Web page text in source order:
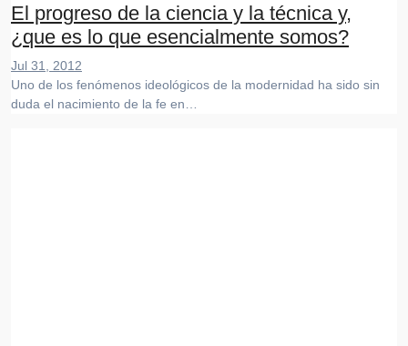
El progreso de la ciencia y la técnica y,
¿que es lo que esencialmente somos?
Jul 31, 2012
Uno de los fenómenos ideológicos de la modernidad ha sido sin
duda el nacimiento de la fe en…